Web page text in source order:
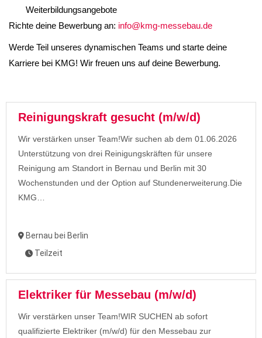
Weiterbildungsangebote
Richte deine Bewerbung an: info@kmg-messebau.de
Werde Teil unseres dynamischen Teams und starte deine
Karriere bei KMG! Wir freuen uns auf deine Bewerbung.
Reinigungskraft gesucht (m/w/d)
Wir verstärken unser Team!Wir suchen ab dem 01.06.2026
Unterstützung von drei Reinigungskräften für unsere
Reinigung am Standort in Bernau und Berlin mit 30
Wochenstunden und der Option auf Stundenerweiterung.Die
KMG…
Bernau bei Berlin
Teilzeit
Elektriker für Messebau (m/w/d)
Wir verstärken unser Team!WIR SUCHEN ab sofort
qualifizierte Elektriker (m/w/d) für den Messebau zur